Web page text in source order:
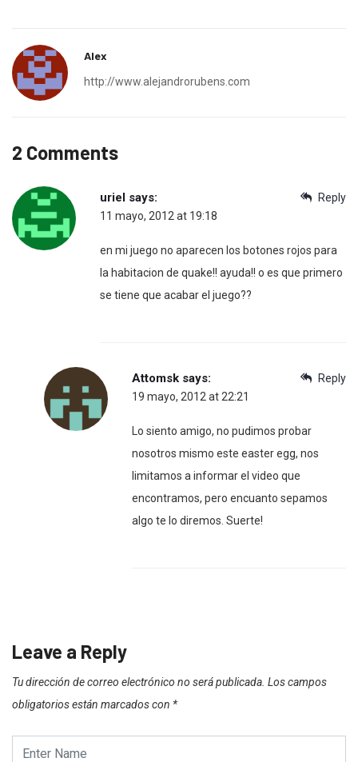
Alex
http://www.alejandrorubens.com
2 Comments
Reply
uriel says:
11 mayo, 2012 at 19:18
en mi juego no aparecen los botones rojos para
la habitacion de quake!! ayuda!! o es que primero
se tiene que acabar el juego??
Reply
Attomsk says:
19 mayo, 2012 at 22:21
Lo siento amigo, no pudimos probar
nosotros mismo este easter egg, nos
limitamos a informar el video que
encontramos, pero encuanto sepamos
algo te lo diremos. Suerte!
Leave a Reply
Tu dirección de correo electrónico no será publicada. Los campos
obligatorios están marcados con *